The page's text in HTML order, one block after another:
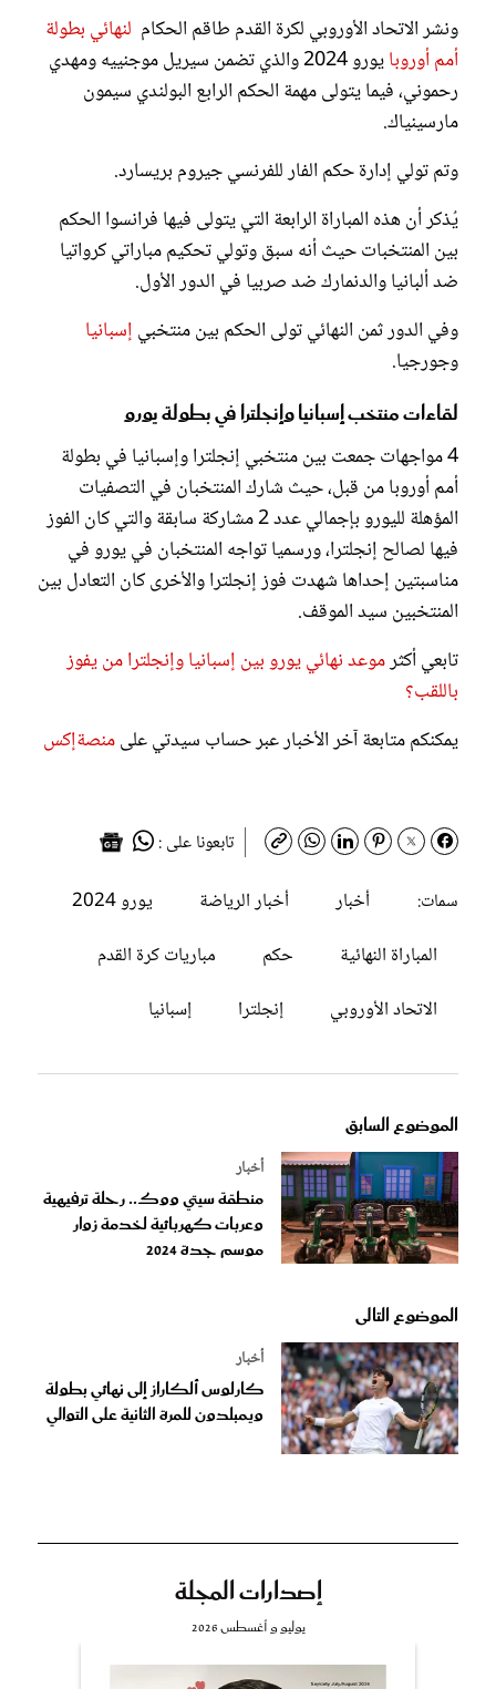
ونشر الاتحاد الأوروبي لكرة القدم طاقم الحكام لنهائي بطولة
أمم أوروبا
يورو 2024 والذي تضمن سيريل موجنييه ومهدي
رحموني، فيما يتولى مهمة الحكم الرابع البولندي سيمون
مارسينياك.
وتم تولي إدارة حكم الفار للفرنسي جيروم بريسارد.
يُذكر أن هذه المباراة الرابعة التي يتولى فيها فرانسوا الحكم
بين المنتخبات حيث أنه سبق وتولي تحكيم مباراتي كرواتيا
ضد ألبانيا والدنمارك ضد صربيا في الدور الأول.
وفي الدور ثمن النهائي تولى الحكم بين منتخبي إسبانيا
وجورجيا.
لقاءات منتخب إسبانيا وإنجلترا في بطولة يورو
4 مواجهات جمعت بين منتخبي إنجلترا وإسبانيا في بطولة
أمم أوروبا من قبل، حيث شارك المنتخبان في التصفيات
المؤهلة لليورو بإجمالي عدد 2 مشاركة سابقة والتي كان الفوز
فيها لصالح إنجلترا، ورسميا تواجه المنتخبان في يورو في
مناسبتين إحداها شهدت فوز إنجلترا والأخرى كان التعادل بين
المنتخبين سيد الموقف.
تابعي أكثرموعد نهائي يورو بين إسبانيا وإنجلترا من يفوز
باللقب؟
يمكنكم متابعة آخر الأخبار عبر حساب سيدتي علىمنصةإكس
تابعونا على :
سمات:
أخبار أخبار الرياضة
يورو 2024
المباراة النهائية
حكم
مباريات كرة القدم
الاتحاد الأوروبي
إنجلترا إسبانيا
الموضوع السابق
أخبار
منطقة سيتي ووك.. رحلة ترفيهية
وعربات كهربائية لخدمة زوار
موسم جدة 2024
الموضوع التالى
أخبار
كارلوس ألكاراز إلى نهائي بطولة
ويمبلدون للمرة الثانية على التوالي
إصدارات المجلة
يوليو و أغسطس 2026